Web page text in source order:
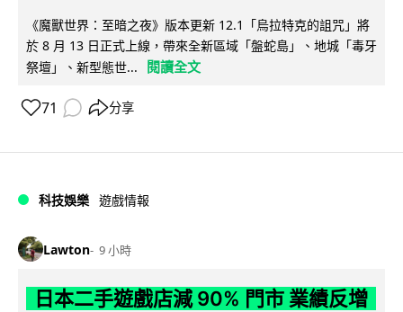
《魔獸世界：至暗之夜》版本更新 12.1「烏拉特克的詛咒」將
於 8 月 13 日正式上線，帶來全新區域「盤蛇島」、地城「毒牙
祭壇」、新型態世...
閱讀全文
71 分享
科技娛樂 遊戲情報
Lawton 9 小時
日本二手遊戲店減 90% 門市 業績反增